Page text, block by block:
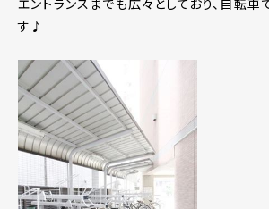
エントランスまでも広々としており、自転
す♪